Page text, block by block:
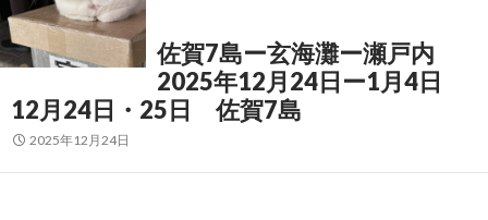
佐賀7島ー玄海灘ー瀬戸内
2025年12月24日ー1月4日
12月24日・25日 佐賀7島
2025年12月24日